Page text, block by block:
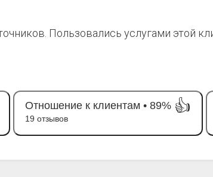
Пользовались услугами этой
Отношение к клиентам • 89% 👍
19 отзывов